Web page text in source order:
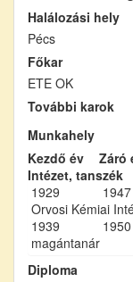
Halálozási hely
Pécs
Főkar
ETE OK
További karok
Munkahely
Kezdő év
Záró
Intézet, tanszék
1929
1947
Orvosi Kémiai
1939
1950
magántanár
Diploma